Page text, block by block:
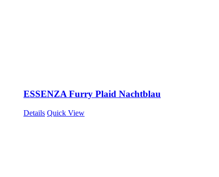
ESSENZA Furry Plaid Nachtblau
Details Quick View